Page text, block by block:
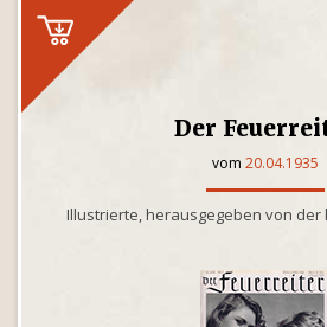
Der
vom 20.04.1935
Illustrierte, herausgegeben von der